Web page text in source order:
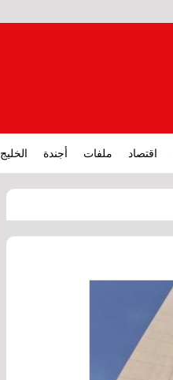
اقتصاد ملفات أجندة الخليج